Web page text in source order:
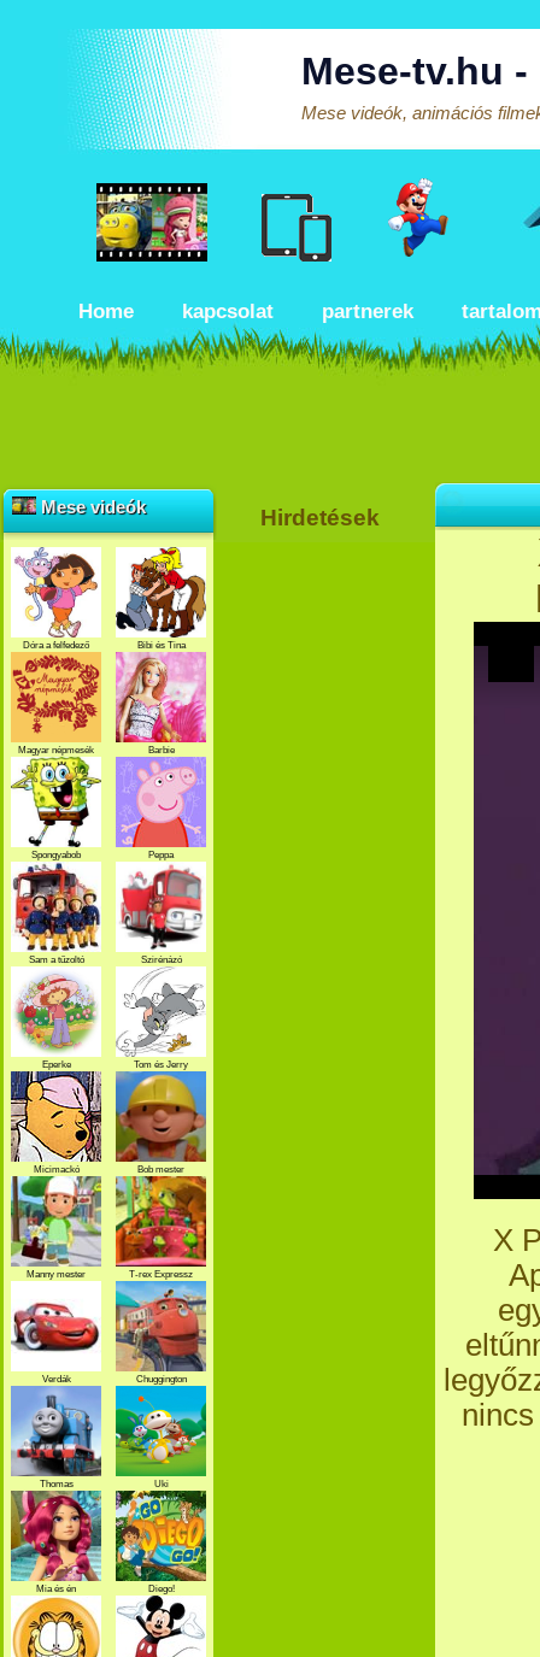
Mese-tv.hu
Mese videók, animációs
Home kapcsolat partnerek
X
Mese videók
Dóra a felfedező Bibi és Tina
Magyar népmesék Barbie
Spongyabob Peppa
Sam a tűzoltó
Szirénázó
szupercsapat
Eperke Tom és Jerry
Micimackó Bob mester
Manny mester T-rex Expressz
Verdák Chuggington
Thomas Uki
Mia és én Diego!
Hirdetések